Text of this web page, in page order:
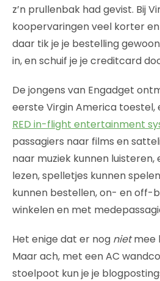
z’n prullenbak had gevist. Bij
koopervaringen veel korter
daar tik je je bestelling
in, en schuif je je creditcard
De jongens van Engadget
eerste Virgin America
RED in-flight entertainment
passagiers naar films en
naar muziek kunnen
lezen, spelletjes kunnen
kunnen bestellen, on- en off-
winkelen en met
Het enige dat er nog nietmee
Maar ach, met een AC
stoelpoot kun je je